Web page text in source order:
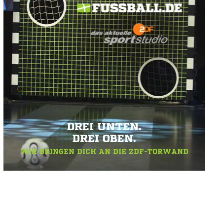
DREI UNTEN.
DREI OBEN.
WIR BRINGEN DICH AN DIE ZDF-TORWAND